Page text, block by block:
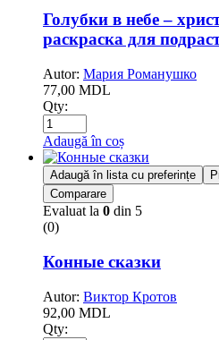
Голубки в небе –
раскраска для
Autor: Мария Романушко
77,00 MDL
Qty:
Adaugă în coș
Adaugă în lista cu preferințe
Comparare
Evaluat la 0 din 5
(0)
Конные сказки
Autor: Виктор Кротов
92,00 MDL
Qty: